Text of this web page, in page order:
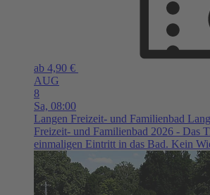
ab 4,90 €
AUG
8
Sa, 08:00
Langen Freizeit- und Familienbad
Freizeit- und Familienbad 2026 - Das
einmaligen Eintritt in das Bad. Kein